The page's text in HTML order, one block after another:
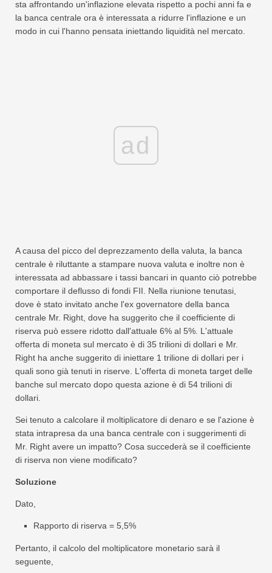
sta affrontando un'inflazione elevata rispetto a pochi anni fa e
la banca centrale ora è interessata a ridurre l'inflazione e un
modo in cui l'hanno pensata iniettando liquidità nel mercato.
ad
A causa del picco del deprezzamento della valuta, la banca
centrale è riluttante a stampare nuova valuta e inoltre non è
interessata ad abbassare i tassi bancari in quanto ciò potrebbe
comportare il deflusso di fondi FII. Nella riunione tenutasi,
dove è stato invitato anche l'ex governatore della banca
centrale Mr. Right, dove ha suggerito che il coefficiente di
riserva può essere ridotto dall'attuale 6% al 5%. L'attuale
offerta di moneta sul mercato è di 35 trilioni di dollari e Mr.
Right ha anche suggerito di iniettare 1 trilione di dollari per i
quali sono già tenuti in riserve. L'offerta di moneta target delle
banche sul mercato dopo questa azione è di 54 trilioni di
dollari.
Sei tenuto a calcolare il moltiplicatore di denaro e se l'azione è
stata intrapresa da una banca centrale con i suggerimenti di
Mr. Right avere un impatto? Cosa succederà se il coefficiente
di riserva non viene modificato?
Soluzione
Dato,
Rapporto di riserva = 5,5%
Pertanto, il calcolo del moltiplicatore monetario sarà il
seguente,